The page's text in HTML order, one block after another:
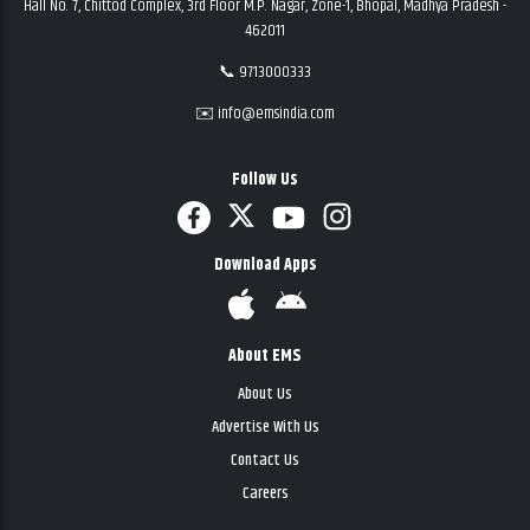
Hall No. 7, Chittod Complex, 3rd Floor M.P. Nagar, Zone-1, Bhopal, Madhya Pradesh -
462011
📞 9713000333
✉️ info@emsindia.com
Follow Us
Download Apps
About EMS
About Us
Advertise With Us
Contact Us
Careers